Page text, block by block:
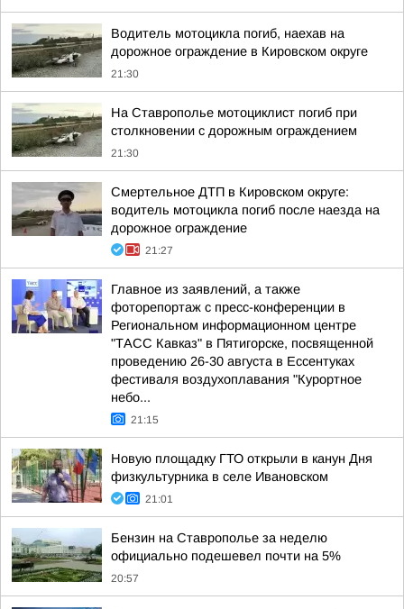
Водитель мотоцикла погиб, наехав на
дорожное ограждение в Кировском округе
21:30
На Ставрополье мотоциклист погиб при
столкновении с дорожным ограждением
21:30
Смертельное ДТП в Кировском округе:
водитель мотоцикла погиб после наезда на
дорожное ограждение
21:27
Главное из заявлений, а также
фоторепортаж с пресс-конференции в
Региональном информационном центре
"ТАСС Кавказ" в Пятигорске, посвященной
проведению 26-30 августа в Ессентуках
фестиваля воздухоплавания "Курортное
небо...
21:15
Новую площадку ГТО открыли в канун Дня
физкультурника в селе Ивановском
21:01
Бензин на Ставрополье за неделю
официально подешевел почти на 5%
20:57